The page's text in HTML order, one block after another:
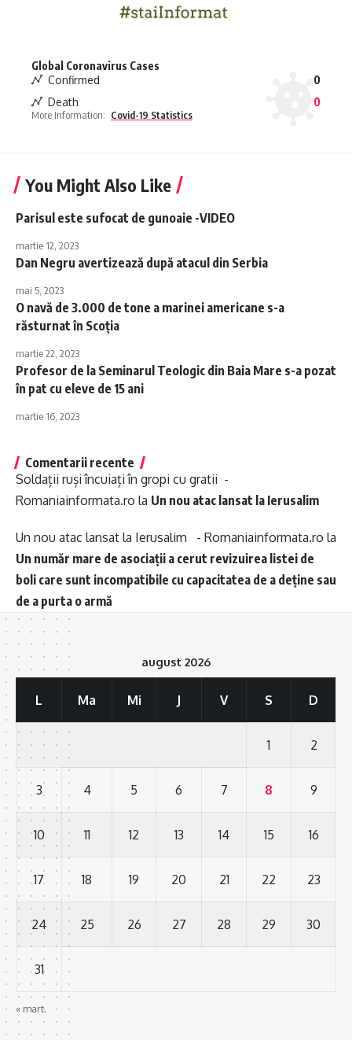
Global Coronavirus Cases
Confirmed
0
Death
0
More Information: Covid-19 Statistics
You Might Also Like
Parisul este sufocat de gunoaie -VIDEO
martie 12, 2023
Dan Negru avertizează după atacul din Serbia
mai 5, 2023
O navă de 3.000 de tone a marinei americane s-a
răsturnat în Scoția
martie 22, 2023
Profesor de la Seminarul Teologic din Baia Mare s-a pozat
în pat cu eleve de 15 ani
martie 16, 2023
Comentarii recente
Soldații ruși încuiați în gropi cu gratii -
Romaniainformata.ro la Un nou atac lansat la Ierusalim
Un nou atac lansat la Ierusalim - Romaniainformata.ro la
Un număr mare de asociații a cerut revizuirea listei de
boli care sunt incompatibile cu capacitatea de a deține sau
de a purta o armă
august 2026
L Ma Mi J V S D
1 2
3 4 5 6 7 8 9
10 11 12 13 14 15 16
17 18 19 20 21 22 23
24 25 26 27 28 29 30
31
« mart.